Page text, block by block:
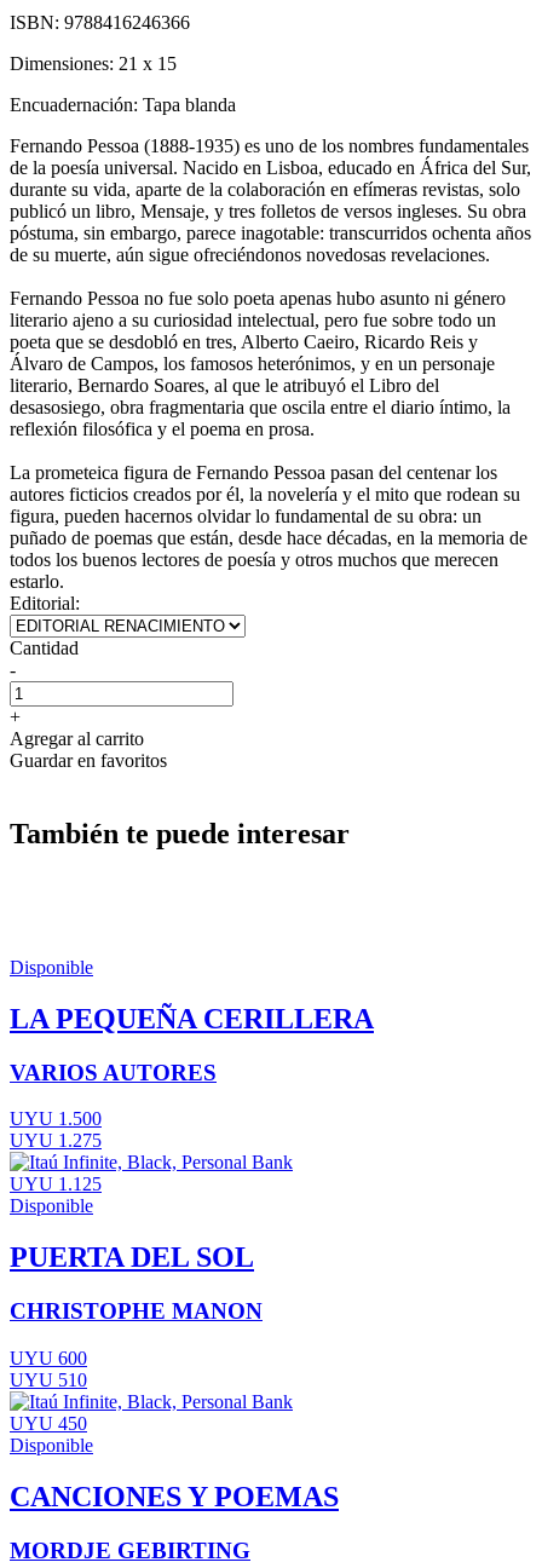
ISBN: 9788416246366
Dimensiones: 21 x 15
Encuadernación: Tapa blanda
Fernando Pessoa (1888-1935) es uno de los nombres fundamentales
de la poesía universal. Nacido en Lisboa, educado en África del Sur,
durante su vida, aparte de la colaboración en efímeras revistas, solo
publicó un libro, Mensaje, y tres folletos de versos ingleses. Su obra
póstuma, sin embargo, parece inagotable: transcurridos ochenta años
de su muerte, aún sigue ofreciéndonos novedosas revelaciones.
Fernando Pessoa no fue solo poeta apenas hubo asunto ni género
literario ajeno a su curiosidad intelectual, pero fue sobre todo un
poeta que se desdobló en tres, Alberto Caeiro, Ricardo Reis y
Álvaro de Campos, los famosos hete­rónimos, y en un personaje
literario, Bernardo Soares, al que le atribuyó el Libro del
desasosiego, obra fragmentaria que oscila entre el diario íntimo, la
reflexión filosófica y el poema en prosa.
La prometeica figura de Fernando Pessoa pasan del centenar los
autores ficticios creados por él, la novelería y el mito que rodean su
figura, pueden hacernos olvidar lo fundamental de su obra: un
puñado de poemas que están, desde hace décadas, en la memoria de
todos los buenos lectores de poesía y otros muchos que merecen
estarlo.
Editorial:
Cantidad
-
+
Agregar al carrito
Guardar en favoritos
También te puede interesar
Disponible
LA PEQUEÑA CERILLERA
VARIOS AUTORES
UYU 1.500
UYU 1.275
UYU 1.125
Disponible
PUERTA DEL SOL
CHRISTOPHE MANON
UYU 600
UYU 510
UYU 450
Disponible
CANCIONES Y POEMAS
MORDJE GEBIRTING